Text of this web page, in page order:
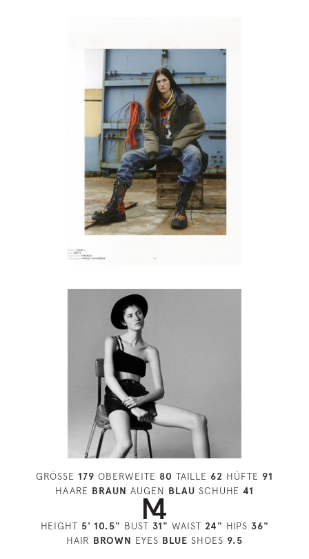
GRÖSSE 179 OBERWEITE 80 TAILLE 62 HÜFTE 91
HAARE BRAUN AUGEN BLAU SCHUHE 41
HEIGHT 5' 10.5" BUST 31" WAIST 24" HIPS 36"
HAIR BROWN EYES BLUE SHOES 9.5